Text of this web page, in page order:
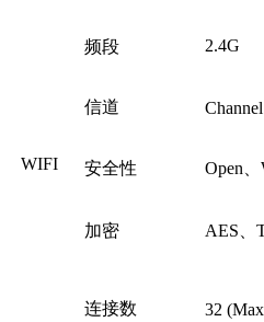
WIFI
频段 2.4G
信道
安全性 Open
加密 AES、
连接数 32